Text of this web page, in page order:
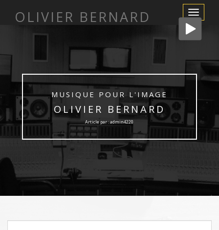
Afficher/
la
navigation
OLIVIER BERNARD
MUSIQUE POUR L'IMAGE
OLIVIER BERNARD
Article par : admin4220